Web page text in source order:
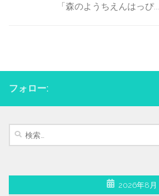
「森のようちえんはっぴ...
フォロー:
2026年8月